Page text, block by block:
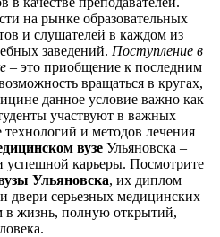
на рынке образовательных
и слушателей в каждом из
заведений. Поступление в
– это приобщение к последним
вращаться в кругах,
данное условие важно как
участвуют в важных
технологий и методов лечения
вузе Ульяновска –
успешной карьеры. Посмотрите
Ульяновска, их диплом
двери серьезных медицинских
в жизнь, полную открытий,